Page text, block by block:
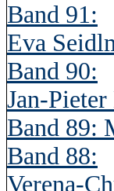
Band 91:
Eva
Band 90:
Jan-
Band 89:
Band 88:
Verena-